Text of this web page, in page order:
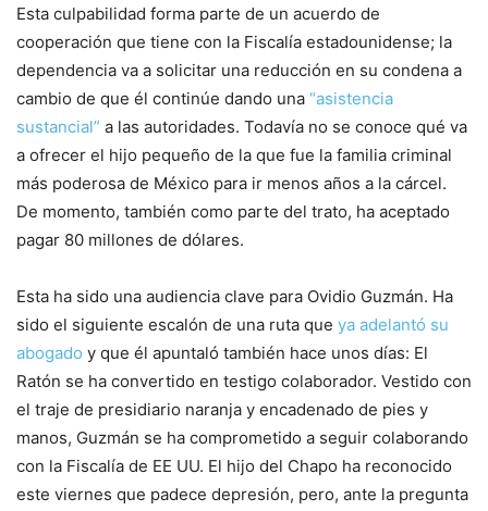
Esta culpabilidad forma parte de un acuerdo de
cooperación que tiene con la Fiscalía estadounidense; la
dependencia va a solicitar una reducción en su condena a
cambio de que él continúe dando una “asistencia
sustancial” a las autoridades. Todavía no se conoce qué va
a ofrecer el hijo pequeño de la que fue la familia criminal
más poderosa de México para ir menos años a la cárcel.
De momento, también como parte del trato, ha aceptado
pagar 80 millones de dólares.
Esta ha sido una audiencia clave para Ovidio Guzmán. Ha
sido el siguiente escalón de una ruta que ya adelantó su
abogado y que él apuntaló también hace unos días: El
Ratón se ha convertido en testigo colaborador. Vestido con
el traje de presidiario naranja y encadenado de pies y
manos, Guzmán se ha comprometido a seguir colaborando
con la Fiscalía de EE UU. El hijo del Chapo ha reconocido
este viernes que padece depresión, pero, ante la pregunta